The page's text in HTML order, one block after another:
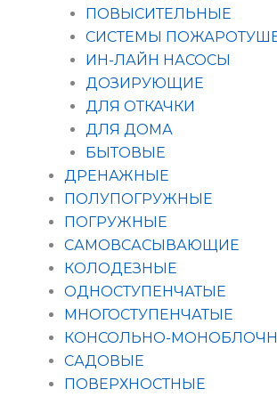
ПОВЫСИТЕЛЬНЫЕ
СИСТЕМЫ
ИН-ЛАЙН НАСОСЫ
ДОЗИРУЮЩИЕ
ДЛЯ ОТКАЧКИ
ДЛЯ ДОМА
БЫТОВЫЕ
ДРЕНАЖНЫЕ
ПОЛУПОГРУЖНЫЕ
ПОГРУЖНЫЕ
САМОВСАСЫВАЮЩИЕ
КОЛОДЕЗНЫЕ
ОДНОСТУПЕНЧАТЫЕ
МНОГОСТУПЕНЧАТЫЕ
КОНСОЛЬНО-
САДОВЫЕ
ПОВЕРХНОСТНЫЕ